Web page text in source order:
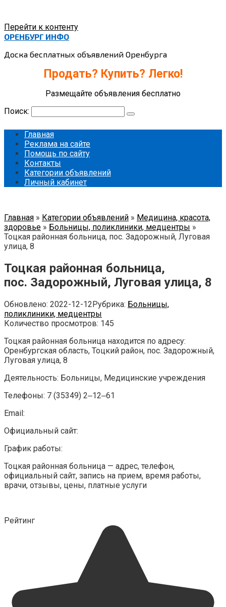
Перейти к контенту
ОРЕНБУРГ ИНФО
Доска бесплатных объявлений Оренбурга
Продать? Купить? Легко!
Размещайте объявления бесплатно
Поиск:
Главная
Реклама на сайте
Помощь по сайту
Контакты
Категории объявлений
Личный кабинет
Главная » Категории объявлений » Медицина, красота,
здоровье » Больницы, поликлиники, медцентры »
Тоцкая районная больница, пос. Задорожный, Луговая
улица, 8
Тоцкая районная больница,
пос. Задорожный, Луговая улица, 8
Обновлено: 2022-12-12Рубрика: Больницы,
поликлиники, медцентры
Количество просмотров: 145
Тоцкая районная больница находится по адресу:
Оренбургская область, Тоцкий район, пос. Задорожный,
Луговая улица, 8
Деятельность: Больницы, Медицинские учреждения
Телефоны: 7 (35349) 2‒12‒61
Email:
Официальный сайт:
График работы:
Тоцкая районная больница — адрес, телефон,
официальный сайт, запись на прием, время работы,
врачи, отзывы, цены, платные услуги
Рейтинг